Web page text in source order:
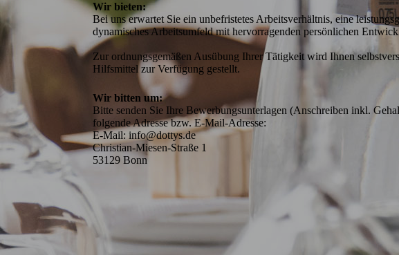
Wir bieten:
Bei uns erwartet Sie ein unbefristetes Arbeitsverhältnis, eine
dynamisches Arbeitsumfeld mit hervorragenden persönlichen
Zur ordnungsgemäßen Ausübung Ihrer Tätigkeit wird Ihnen
Wir bitten um:
Bitte senden Sie Ihre Bewerbungsunterlagen (Anschreiben inkl.
folgende Adresse bzw. E-Mail-Adresse:
E-Mail: info@dottys.de
Christian-Miesen-Straße 1
53129 Bonn